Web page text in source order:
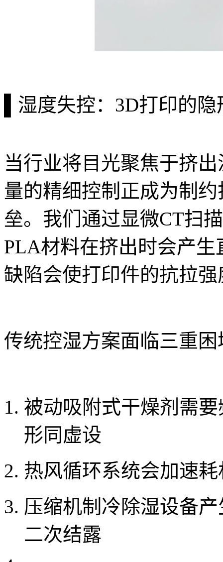
▌湿度失控：3D打印的
当行业将目光聚焦于挤
量的精细控制正成为制
垒。我们通过显微CT扫
PLA材料在挤出时会产
缺陷会使打印件的抗拉强
传统控湿方案面临三重困
被动吸附式干燥剂需
形同虚设
热风循环系统会加速
压缩机制冷除湿设备
二次结露